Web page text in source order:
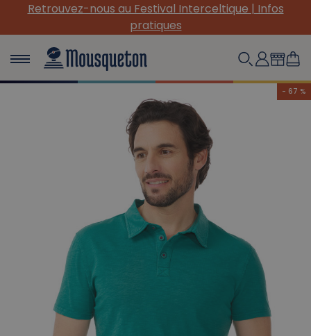
(Re) Découvrez nos INDISPENSABLES en toile !
- 67 %